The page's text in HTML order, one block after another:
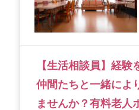
【生活相談員】経
仲間たちと一緒によ
ませんか？有料老人